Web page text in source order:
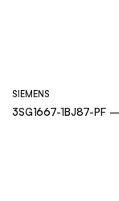
SIEMENS
3SG1667-1BJ87-PF –